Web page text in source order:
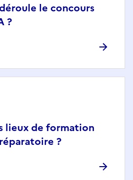
le concours
?
lieux de formation
?